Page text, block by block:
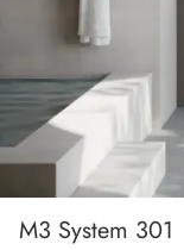
M3 System 301